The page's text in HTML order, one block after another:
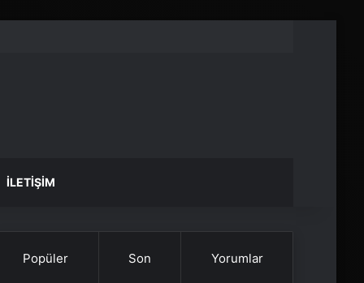
İLETIŞIM
Popüler Son Yorumlar